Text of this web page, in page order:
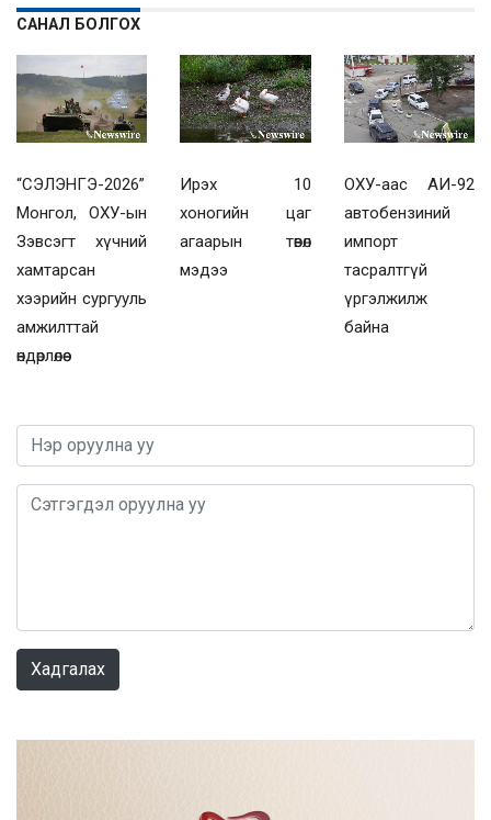
САНАЛ БОЛГОХ
“СЭЛЭНГЭ-2026”
Монгол, ОХУ-ын
Зэвсэгт хүчний
хамтарсан
хээрийн сургууль
амжилттай
өндөрлөлөө
Ирэх 10
хоногийн цаг
агаарын төвөл
мэдээ
ОХУ-аас АИ-92
автобензиний
импорт
тасралтгүй
үргэлжилж
байна
Хадгалах